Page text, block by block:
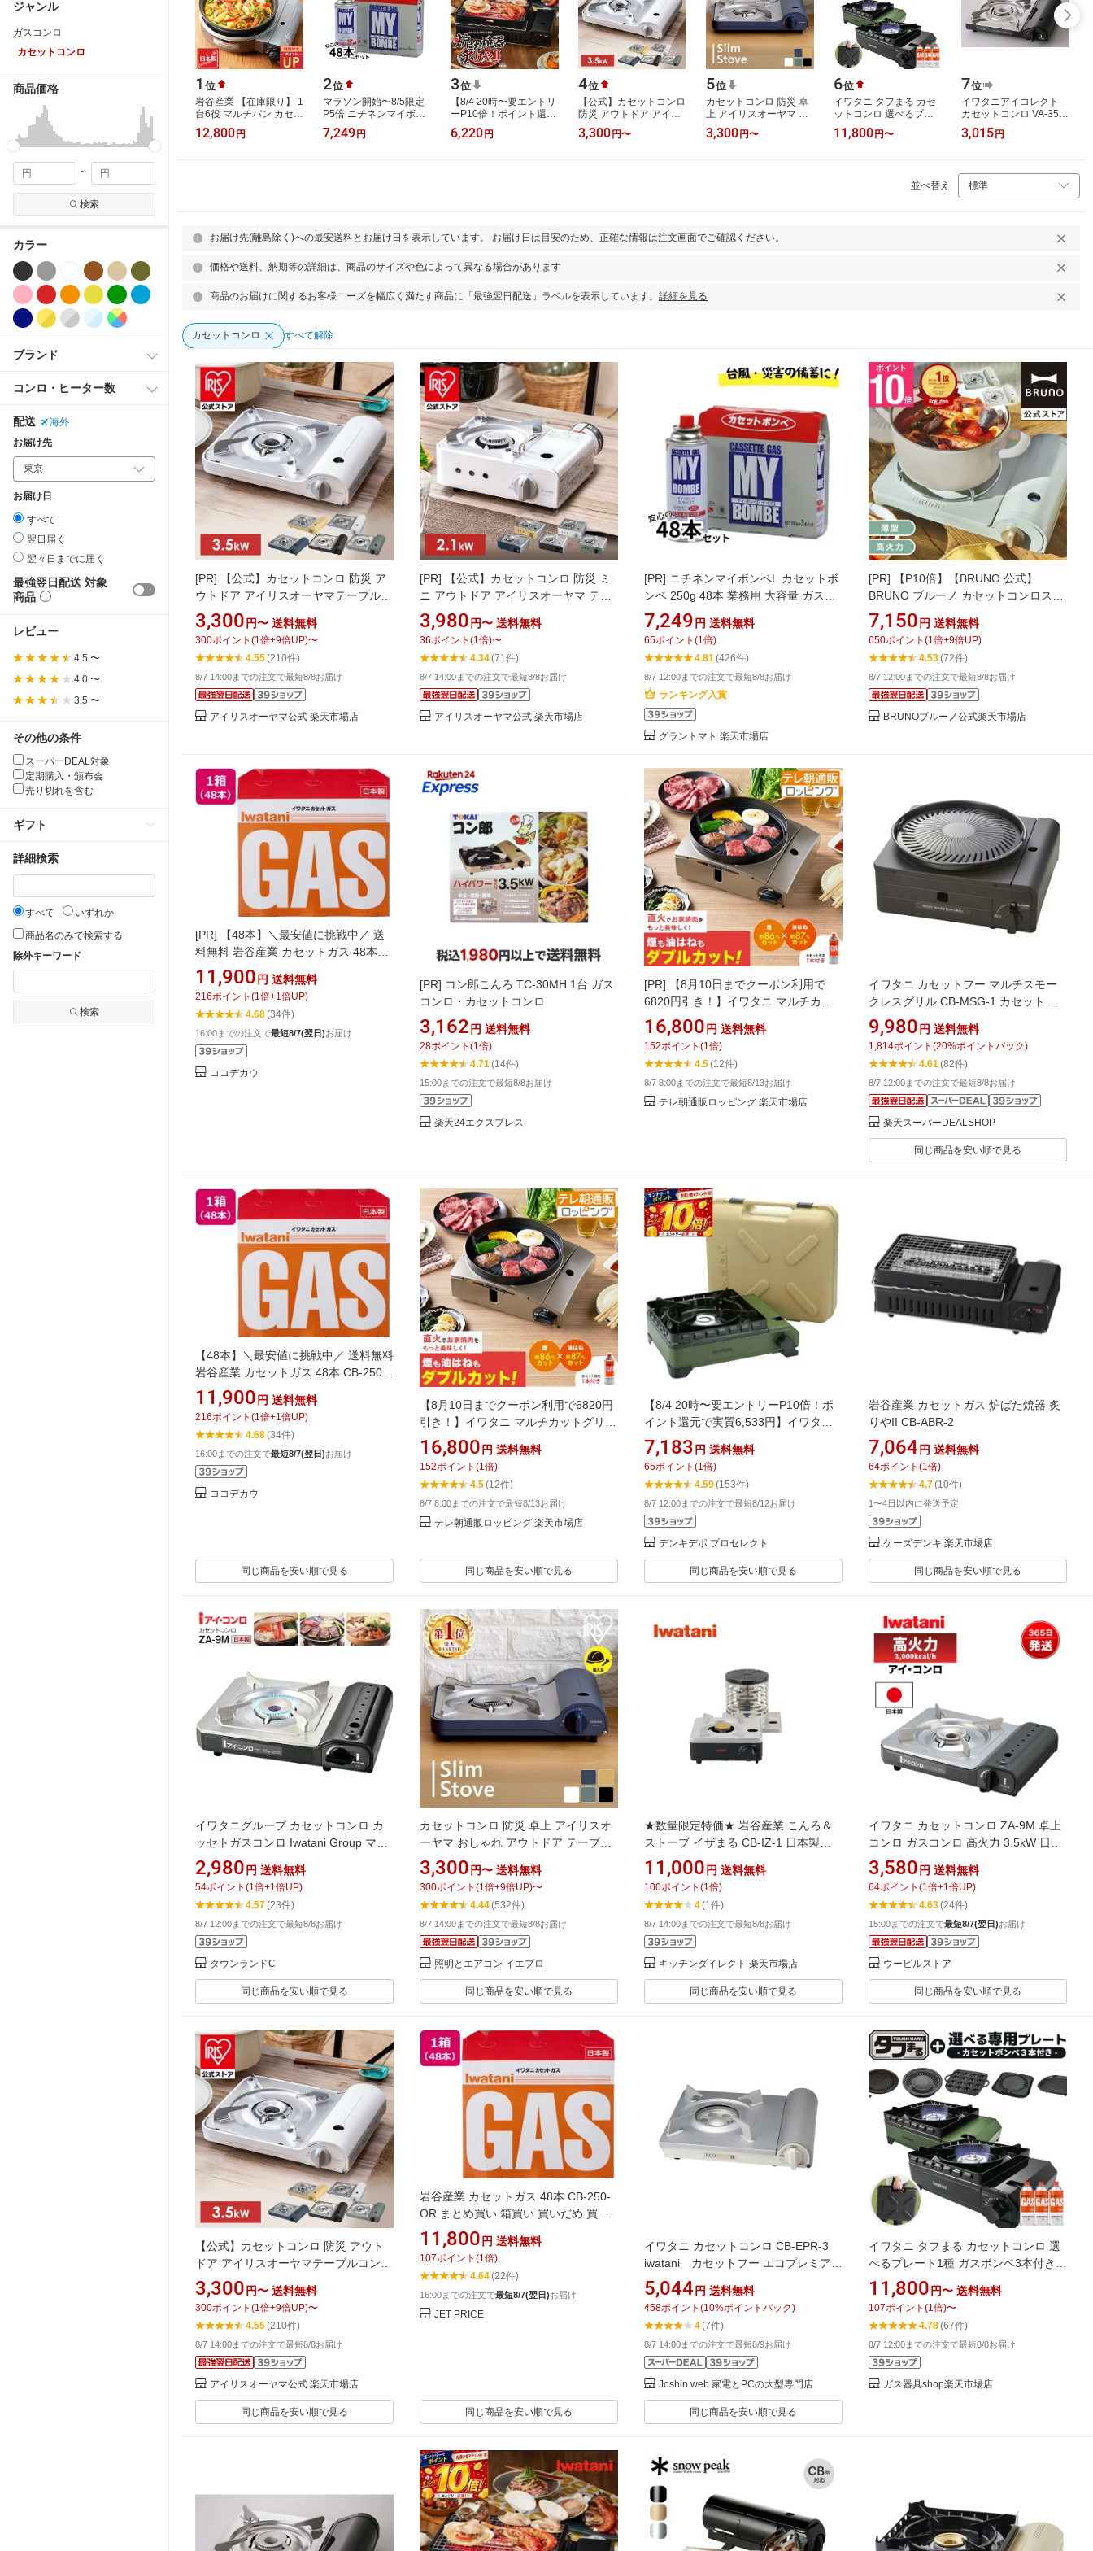
ジャンル
ガスコンロ
カセットコンロ
商品価格
~
検索
カラー
ブランド
コンロ・ヒーター数
配送
海外
お届け先
お届け日
すべて
翌日届く
翌々日までに届く
最強翌日配送 対象
商品
レビュー
4.5 〜
4.0 〜
3.5 〜
その他の条件
スーパーDEAL対象
定期購入・頒布会
売り切れを含む
ギフト
詳細検索
すべて
いずれか
商品名のみで検索する
除外キーワード
検索
1 位
岩谷産業 【在庫限り】 1
台6役 マルチパン カセッ
トフー ビストロの達人
プラス 深型グリルパン
12,800 円
2位
マラソン開始〜8/5限定
P5倍 ニチネンマイボン
ベL カセットボンベ
250g 48本 業務用 大容
7,249 円
3位
【8/4 20時〜要エントリ
ーP10倍！ポイント還元
で実質5,660円】イワタ
ニ 炉ばた焼器 炙りやII
6,220 円
4位
【公式】カセットコンロ
防災 アウトドア アイリ
スオーヤマテーブルコン
ロ カセットコンロ 薄型
3,300 円〜
5位
カセットコンロ 防災 卓
上 アイリスオーヤマ お
しゃれ アウトドア テー
ブルコンロ カセットコ
3,300 円〜
6位
イワタニ タフまる カセ
ットコンロ 選べるプレ
ート1種 ガスボンベ3本
付き カセットフー アウ
11,800 円〜
7位
イワタニアイコレクト
カセットコンロ VA-35M
ブラック
3,015 円
並べ替え
お届け先(離島除く)への最安送料とお届け日を表示しています。 お届け日は目安のため、正確な情報は注文画面でご確認ください。
価格や送料、納期等の詳細は、商品のサイズや色によって異なる場合があります
商品のお届けに関するお客様ニーズを幅広く満たす商品に「最強翌日配送」ラベルを表示しています。 詳細を見る
カセットコンロ すべて解除
[PR]
【公式】カセットコンロ 防災 ア
ウトドア アイリスオーヤマテーブルコ
ンロ カセットコンロ 薄型 おしゃれ ス
タイリッシュ ベーシックモデル 卓上
調理ガス 災害 チャコール オフホワイ
ト オリーブグリーン IGC-E1-H
3,300円〜 送料無料
300ポイント (1 倍+9倍UP)〜
4.55(210件)
8/7 14:00までの注文で最短8/8お届け
アイリスオーヤマ公式 楽天市場店
[PR]
【公式】カセットコンロ 防災 ミ
ニ アウトドア アイリスオーヤマ テー
ブルコンロ カセットコンロ 小型 アク
ティブ コンパクトモデル 卓上 キャン
プ 調理 災害 チャコール オフホワイト
オリーブグリーン IGC-M1-H
3,980円〜 送料無料
36ポイント (1 倍)〜
4.34(71件)
8/7 14:00までの注文で最短8/8お届け
アイリスオーヤマ公式 楽天市場店
[PR] ニチネンマイボンベL カセットボ
ンベ 250g 48本 業務用 大容量 ガスボ
ンベ 災害備蓄 キャンプ アウトドア 卓
上コンロ まとめ買い 3本パック16組
7,249円 送料無料
65ポイント (1 倍)
4.81 (426件)
8/7 12:00までの注文で最短8/8お届け
ランキング入賞
グラントマト 楽天市場店
[PR]
【P10倍】【BRUNO 公式】
BRUNO ブルーノ カセットコンロスリ
ム 卓上 カセットボンベ式コンロ アウ
トドア キャンプ コンパクト 防災用品
災害 防災 地震 台風 かわいい おしゃれ
BOE095メッセージカード 対応 引っ越
し祝い 入学祝い
7,150円 送料無料
650ポイント (1 倍+9倍UP)
4.53(72件)
8/7 12:00までの注文で最短8/8お届け
BRUNOブルーノ公式楽天市場店
[PR]
【48本】＼最安値に挑戦中／ 送
料無料 岩谷産業 カセットガス 48本
CB-250-OR まとめ買い 箱買い 買いだ
め 買い置き 業務用 カセットガス カセ
ットコンロ 燃料 テーブル キッチン
11,900 円 送料無料
216ポイント (1倍+1倍UP)
4.68(34件)
16:00までの注文で最短8/7(翌日)お届け
ココデカウ
[PR] コン郎こんろ TC-30MH 1台 ガス
コンロ・カセットコンロ
3,162円 送料無料
28ポイント (1 倍)
4.71 (14件)
15:00までの注文で最短8/8お届け
楽天24エクスプレス
[PR]
【8月10日までクーポン利用で
6820円引き！】イワタニ マルチカッ
トグリル 特別セット じゅん散歩 テレ
ビ朝日 テレ朝通販 ロッピング 焼き肉
グリル 煙・油はねダブルカット
16,800円 送料無料
152ポイント (1 倍)
4.5(12件)
8/7 8:00までの注文で最短8/13お届け
テレ朝通販ロッピング 楽天市場店
イワタニ カセットフー マルチスモー
クレスグリル CB-MSG-1 カセットコ
ンロ ガスコンロ岩谷
9,980円 送料無料
1,814ポイント (20%ポイントバック)
4.61 (82件)
8/7 12:00までの注文で最短8/8お届け
楽天スーパーDEALSHOP
同じ商品を安い順で見る
【48本】＼最安値に挑戦中／ 送料無料
岩谷産業 カセットガス 48本 CB-250-
OR まとめ買い 箱買い 買いだめ 買い
置き 業務用 カセットガス カセットコ
ンロ 燃料 テーブル キッチン
11,900 円 送料無料
216ポイント (1倍+1倍UP)
4.68(34件)
16:00までの注文で最短8/7(翌日)お届け
ココデカウ
同じ商品を安い順で見る
【8月10日までクーポン利用で6820円
引き！】イワタニ マルチカットグリル
特別セット じゅん散歩 テレビ朝日 テ
レ朝通販 ロッピング 焼き肉グリル
煙・油はねダブルカット
16,800円 送料無料
152ポイント (1 倍)
4.5(12件)
8/7 8:00までの注文で最短8/13お届け
テレ朝通販ロッピング 楽天市場店
同じ商品を安い順で見る
【8/4 20時〜要エントリーP10倍！ポ
イント還元で実質6,533円】イワタニ
カセットコンロ タフまる CB-ODX-1-
OL【CBODX1OL】 オリーブ色 カセッ
トフー バーベキューコンロ ガス キャ
ンプ アウトドア BBQコンロ 屋外 ケー
ス付 全国送料無料
7,183円 送料無料
65ポイント (1 倍)
4.59(153件)
8/7 12:00までの注文で最短8/12お届け
デンキデポ プロセレクト
同じ商品を安い順で見る
岩谷産業 カセットガス 炉ばた焼器 炙
りやII CB-ABR-2
7,064円 送料無料
64ポイント (1 倍)
4.7(10件)
1〜4日以内に発送予定
ケーズデンキ 楽天市場店
同じ商品を安い順で見る
イワタニグループ カセットコンロ カ
ッセトガスコンロ Iwatani Group マグ
ネット式ボンベ着脱採用 高火力3.5kw
ヒートパネル採用【RCP】iアイ・コン
ロ ZA-9M
2,980円 送料無料
54ポイント (1 倍+1 倍UP)
4.57(23件)
8/7 12:00までの注文で最短8/8お届け
タウンランドC
同じ商品を安い順で見る
カセットコンロ 防災 卓上 アイリスオ
ーヤマ おしゃれ アウトドア テーブル
コンロ カセットコンロ 薄型 小型 土鍋
スリム バーベキュー カセットボンベ
持ち運び コンパクト 防災対策 卓上 調
理 IGC-E1-H
3,300円〜 送料無料
300ポイント (1 倍+9倍UP)〜
4.44(532件)
8/7 14:00までの注文で最短8/8お届け
照明とエアコン イエプロ
同じ商品を安い順で見る
★数量限定特価★ 岩谷産業 こんろ＆
ストーブ イザまる CB-IZ-1 日本製
【Iwatani イワタニ カセットガス ボン
ベ カセット コンロ ストーブ 暖房 コン
パクト 防災 緊急 対策 アウトドア】
11,000円 送料無料
100ポイント (1 倍)
4(1件)
8/7 14:00までの注文で最短8/8お届け
キッチンダイレクト 楽天市場店
同じ商品を安い順で見る
イワタニ カセットコンロ ZA-9M 卓上
コンロ ガスコンロ 高火力 3.5kW 日本
製 鍋 焼肉 防災用品 防災グッズ 備蓄
停電対策 非常用 コンパクト 軽量 アウ
トドア キャンプ Iwatani
3,580円 送料無料
64ポイント (1 倍+1 倍UP)
4.63(24件)
15:00までの注文で最短8/7(翌日)お届け
ウービルストア
同じ商品を安い順で見る
【公式】カセットコンロ 防災 アウト
ドア アイリスオーヤマテーブルコンロ
カセットコンロ 薄型 おしゃれ スタイ
リッシュ ベーシックモデル 卓上 調理
ガス 災害 チャコール オフホワイト オ
リーブグリーン IGC-E1-H
3,300円〜 送料無料
300ポイント (1 倍+9倍UP)〜
4.55(210件)
8/7 14:00までの注文で最短8/8お届け
アイリスオーヤマ公式 楽天市場店
同じ商品を安い順で見る
岩谷産業 カセットガス 48本 CB-250-
OR まとめ買い 箱買い 買いだめ 買い
置き 業務用 カセットガス カセットコ
ンロ 燃料 テーブル キッチン
11,800 円 送料無料
107ポイント (1倍)
4.64(22件)
16:00までの注文で最短8/7(翌日)お届け
JET PRICE
同じ商品を安い順で見る
イワタニ カセットコンロ CB-EPR-3
iwatani カセットフー エコプレミアム
III [CBEPR3]
5,044円 送料無料
458ポイント (10%ポイントバック)
4(7件)
8/7 14:00までの注文で最短8/9お届け
Joshin web 家電とPCの大型専門店
同じ商品を安い順で見る
イワタニ タフまる カセットコンロ 選
べるプレート1種 ガスボンベ3本付き
カセットフー アウトドア ブラック オ
リーブ CB-ODX-1 iwatani 岩谷産業 防
災用品
11,800円〜 送料無料
107ポイント (1 倍)〜
4.78(67件)
8/7 12:00までの注文で最短8/8お届け
ガス器具shop楽天市場店